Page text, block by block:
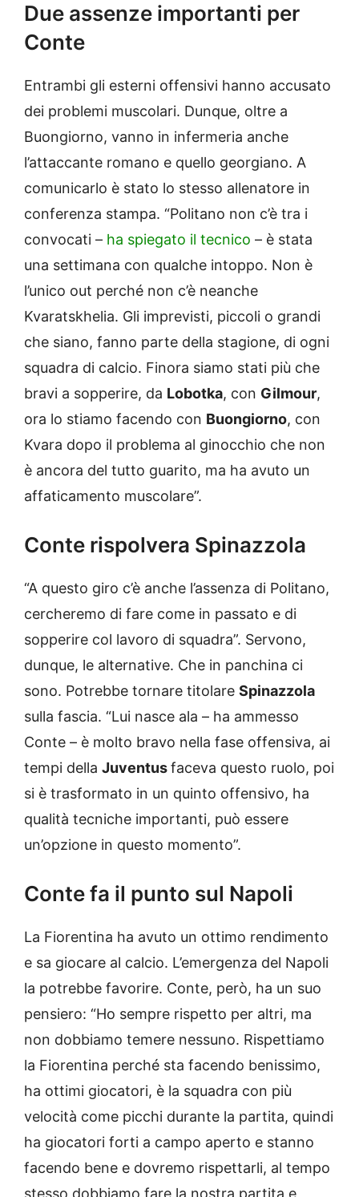
Due assenze importanti per
Conte
Entrambi gli esterni offensivi hanno accusato
dei problemi muscolari. Dunque, oltre a
Buongiorno, vanno in infermeria anche
l’attaccante romano e quello georgiano. A
comunicarlo è stato lo stesso allenatore in
conferenza stampa. “Politano non c’è tra i
convocati – ha spiegato il tecnico – è stata
una settimana con qualche intoppo. Non è
l’unico out perché non c’è neanche
Kvaratskhelia. Gli imprevisti, piccoli o grandi
che siano, fanno parte della stagione, di ogni
squadra di calcio. Finora siamo stati più che
bravi a sopperire, da Lobotka, con Gilmour,
ora lo stiamo facendo con Buongiorno, con
Kvara dopo il problema al ginocchio che non
è ancora del tutto guarito, ma ha avuto un
affaticamento muscolare”.
Conte rispolvera Spinazzola
“A questo giro c’è anche l’assenza di Politano,
cercheremo di fare come in passato e di
sopperire col lavoro di squadra”. Servono,
dunque, le alternative. Che in panchina ci
sono. Potrebbe tornare titolare Spinazzola
sulla fascia. “Lui nasce ala – ha ammesso
Conte – è molto bravo nella fase offensiva, ai
tempi della Juventusfaceva questo ruolo, poi
si è trasformato in un quinto offensivo, ha
qualità tecniche importanti, può essere
un’opzione in questo momento”.
Conte fa il punto sul Napoli
La Fiorentina ha avuto un ottimo rendimento
e sa giocare al calcio. L’emergenza del Napoli
la potrebbe favorire. Conte, però, ha un suo
pensiero: “Ho sempre rispetto per altri, ma
non dobbiamo temere nessuno. Rispettiamo
la Fiorentina perché sta facendo benissimo,
ha ottimi giocatori, è la squadra con più
velocità come picchi durante la partita, quindi
ha giocatori forti a campo aperto e stanno
facendo bene e dovremo rispettarli, al tempo